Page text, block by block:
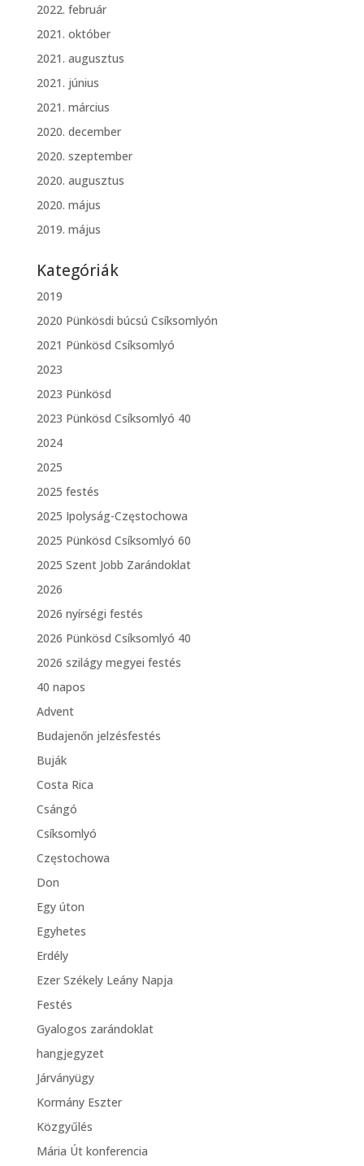
2022. február
2021. október
2021. augusztus
2021. június
2021. március
2020. december
2020. szeptember
2020. augusztus
2020. május
2019. május
Kategóriák
2019
2020 Pünkösdi búcsú Csíksomlyón
2021 Pünkösd Csíksomlyó
2023
2023 Pünkösd
2023 Pünkösd Csíksomlyó 40
2024
2025
2025 festés
2025 Ipolyság-Częstochowa
2025 Pünkösd Csíksomlyó 60
2025 Szent Jobb Zarándoklat
2026
2026 nyírségi festés
2026 Pünkösd Csíksomlyó 40
2026 szilágy megyei festés
40 napos
Advent
Budajenőn jelzésfestés
Buják
Costa Rica
Csángó
Csíksomlyó
Częstochowa
Don
Egy úton
Egyhetes
Erdély
Ezer Székely Leány Napja
Festés
Gyalogos zarándoklat
hangjegyzet
Járványügy
Kormány Eszter
Közgyűlés
Mária Út konferencia